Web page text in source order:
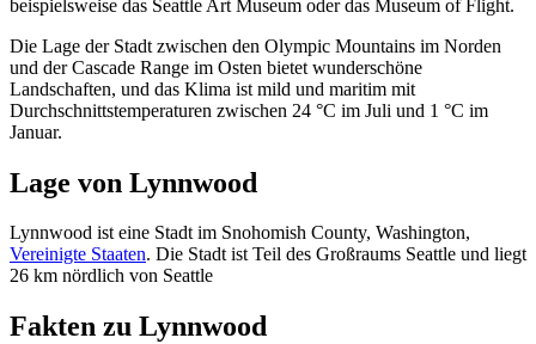
beispielsweise das Seattle Art Museum oder das Museum of Flight.
Die Lage der Stadt zwischen den Olympic Mountains im Norden
und der Cascade Range im Osten bietet wunderschöne
Landschaften, und das Klima ist mild und maritim mit
Durchschnittstemperaturen zwischen 24 °C im Juli und 1 °C im
Januar.
Lage von Lynnwood
Lynnwood ist eine Stadt im Snohomish County, Washington,
Vereinigte Staaten. Die Stadt ist Teil des Großraums Seattle und liegt
26 km nördlich von Seattle
Fakten zu Lynnwood